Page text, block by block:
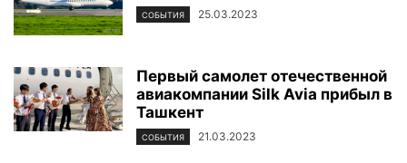
СОБЫТИЯ 25.03.2023
Первый самолет отечественной
авиакомпании Silk Avia прибыл в
Ташкент
СОБЫТИЯ 21.03.2023